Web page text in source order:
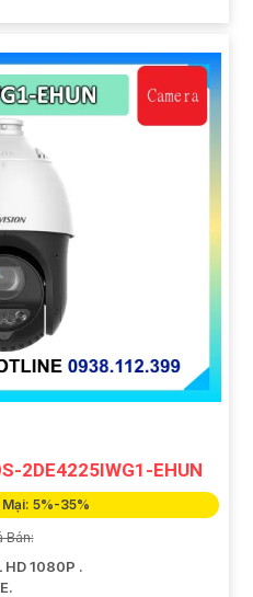
2DE4225IWG1-EHUN
Mại: 5%-35%
Bán:
HD 1080P .